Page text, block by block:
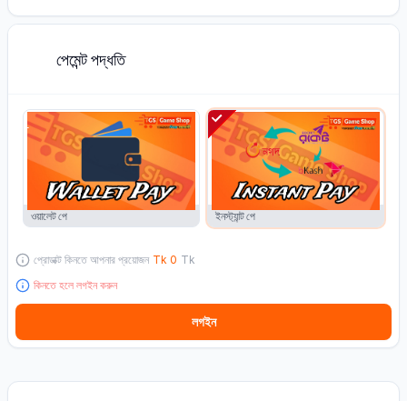
পেমেন্ট পদ্ধতি
L
ওয়ালেট পে
L
ইনস্ট্যান্ট পে
প্রোডাক্ট কিনতে আপনার প্রয়োজন Tk 0 Tk
কিনতে হলে লগইন করুন
লগইন